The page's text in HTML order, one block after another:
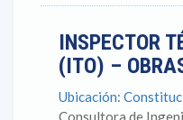
INSPECTOR
(ITO) –
Ubicación:
Consultora de